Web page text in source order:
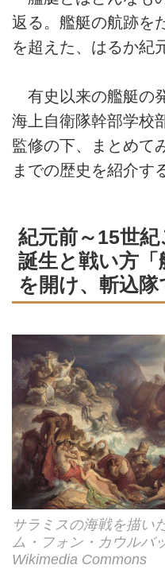
返る。艦艇の航跡を
を超えた、はるか紀
有史以来の艦艇の
海上自衛隊幹部学校
監修の下、まとめて
までの歴史を紹介す
紀元前～15世
誕生と戦い方
を開け、斬込隊
サラミスの海戦を描
ム・フォン・カウル
Wikimedia Commons